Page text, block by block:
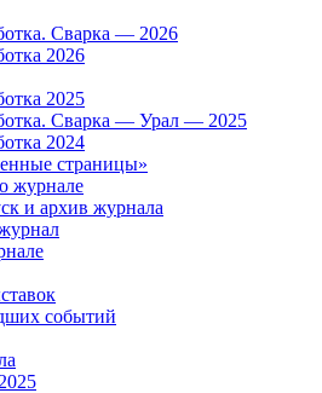
Сварка — 2026
2026
2025
Сварка — Урал — 2025
2024
страницы»
журнале
и архив журнала
событий